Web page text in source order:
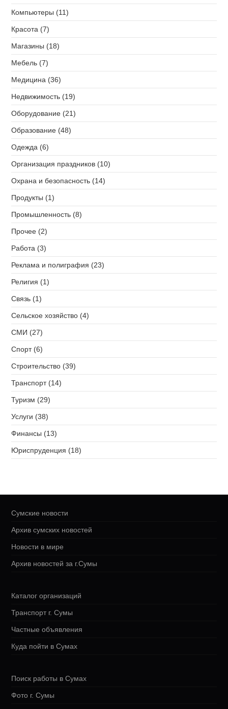
Компьютеры (11)
Красота (7)
Магазины (18)
Мебель (7)
Медицина (36)
Недвижимость (19)
Оборудование (21)
Образование (48)
Одежда (6)
Организация праздников (10)
Охрана и безопасность (14)
Продукты (1)
Промышленность (8)
Прочее (2)
Работа (3)
Реклама и полиграфия (23)
Религия (1)
Связь (1)
Сельское хозяйство (4)
СМИ (27)
Спорт (6)
Строительство (39)
Транспорт (14)
Туризм (29)
Услуги (38)
Финансы (13)
Юриспруденция (18)
Сумские новости
Архив сумских новостей
Новости в мире
Архив новостей за г.Сумы
Каталог организаций
Транспорт г. Сумы
Частные объявления
Куда пойти в Сумах
Поиск работы в Сумах
Фото г. Сумы